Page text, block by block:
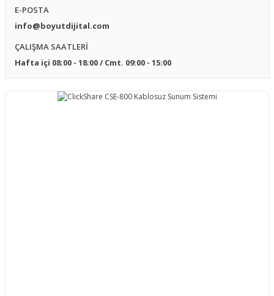
E-POSTA
info@boyutdijital.com
ÇALIŞMA SAATLERİ
Hafta içi 08:00 - 18:00 / Cmt. 09:00 - 15:00